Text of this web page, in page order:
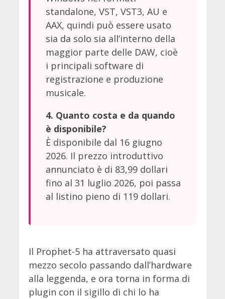
standalone, VST, VST3, AU e
AAX, quindi può essere usato
sia da solo sia all’interno della
maggior parte delle DAW, cioè
i principali software di
registrazione e produzione
musicale.
4. Quanto costa e da quando
è disponibile?
È disponibile dal 16 giugno
2026. Il prezzo introduttivo
annunciato è di 83,99 dollari
fino al 31 luglio 2026, poi passa
al listino pieno di 119 dollari.
Il Prophet-5 ha attraversato quasi
mezzo secolo passando dall’hardware
alla leggenda, e ora torna in forma di
plugin con il sigillo di chi lo ha